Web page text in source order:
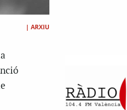
| ARXIU